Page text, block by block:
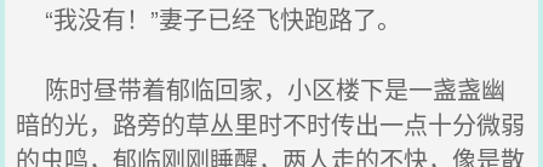
“我没有！”妻子已经飞快跑路了。
陈时昼带着郁临回家，小区楼下是一盏盏幽
暗的光，路旁的草丛里时不时传出一点十分微弱
的虫鸣，郁临刚刚睡醒，两人走的不快，像是散